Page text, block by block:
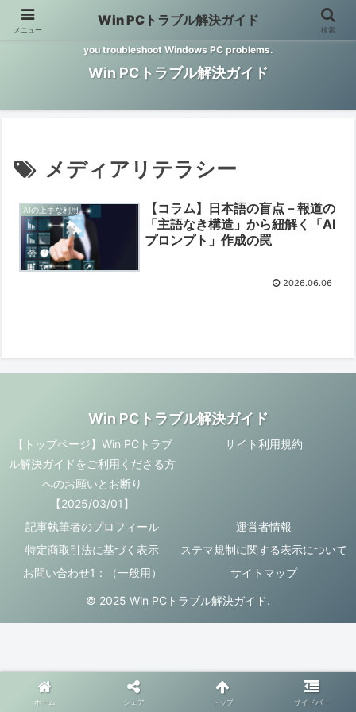
Windows PCのトラブル解決をお手伝いするサイトです。 This site helps
you troubleshoot Windows PC problems.
Win PCトラブル解決ガイド
メディアリテラシー
AIの上手な利用
【コラム】日本語の盲点－報道の
「主語なき構造」から紐解く「AI
プロンプト」作成の罠
2026.06.06
Win PCトラブル解決ガイド
【トップページ】Win PCトラブ
ル解決ガイドをご利用くださる方
へのお願いとお断り
【2025/03/01】
サイト利用規約
記事執筆者のプロフィール
運営者情報
特定商取引法に基づく表示
ステマ規制に関する表示について
お問い合わせ1：（一般用）
サイトマップ
© 2025 Win PCトラブル解決ガイド.
メニュー
Win PCトラブル解決ガイド
検索
ホーム シェア トップ サイドバー